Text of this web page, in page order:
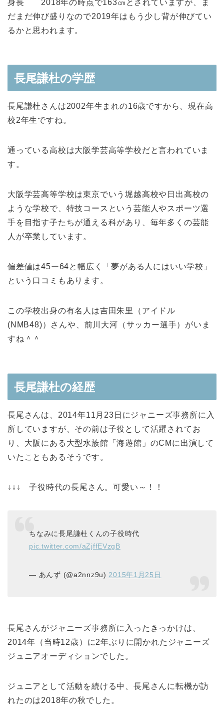
身長 2018年の時点で163㎝とされていますが、ま
だまだ伸び盛りなので2019年はもう少し背が伸びてい
るかと思われます。
長尾謙杜の学歴
長尾謙杜さんは2002年生まれの16歳ですから、現在高
校2年生ですね。
通っている高校は大阪学芸高等学校だと言われていま
す。
大阪学芸高等学校は東京でいう堀越高校や日出高校の
ような学校で、 特技コース と いう芸能人やスポーツ選
手を目指す子たちが通える科があり、毎年多くの芸能
人 が卒業 しています。
偏差値は45ー64と幅広く「夢がある人にはいい学校」
という口コミもあります。
この学校出身の有名人は吉田朱里（アイドル
(NMB48)）さんや、前川大河（サッカー選手）がいま
すね＾＾
長尾謙杜の経歴
長尾さんは、2014年11月23日にジャニーズ事務所に入
所していますが、その前は子役として活躍されてお
り、大阪にある大型水族館「海遊館」のCMに出演して
いたこともあるそうです。
↓↓↓ 子役時代の長尾さん。可愛い～！！
ちなみに長尾謙杜くんの子役時代
pic.twitter.com/aZjffEVzgB
— あんず (@a2nnz9u)2015年1月25日
長尾さんがジャニーズ事務所に入ったきっかけは、
2014年（当時12歳）に2年ぶりに開かれたジャニーズ
ジュニアオーディションでした。
ジュニアとして活動を続ける中、長尾さんに転機が訪
れたのは2018年の秋でした。